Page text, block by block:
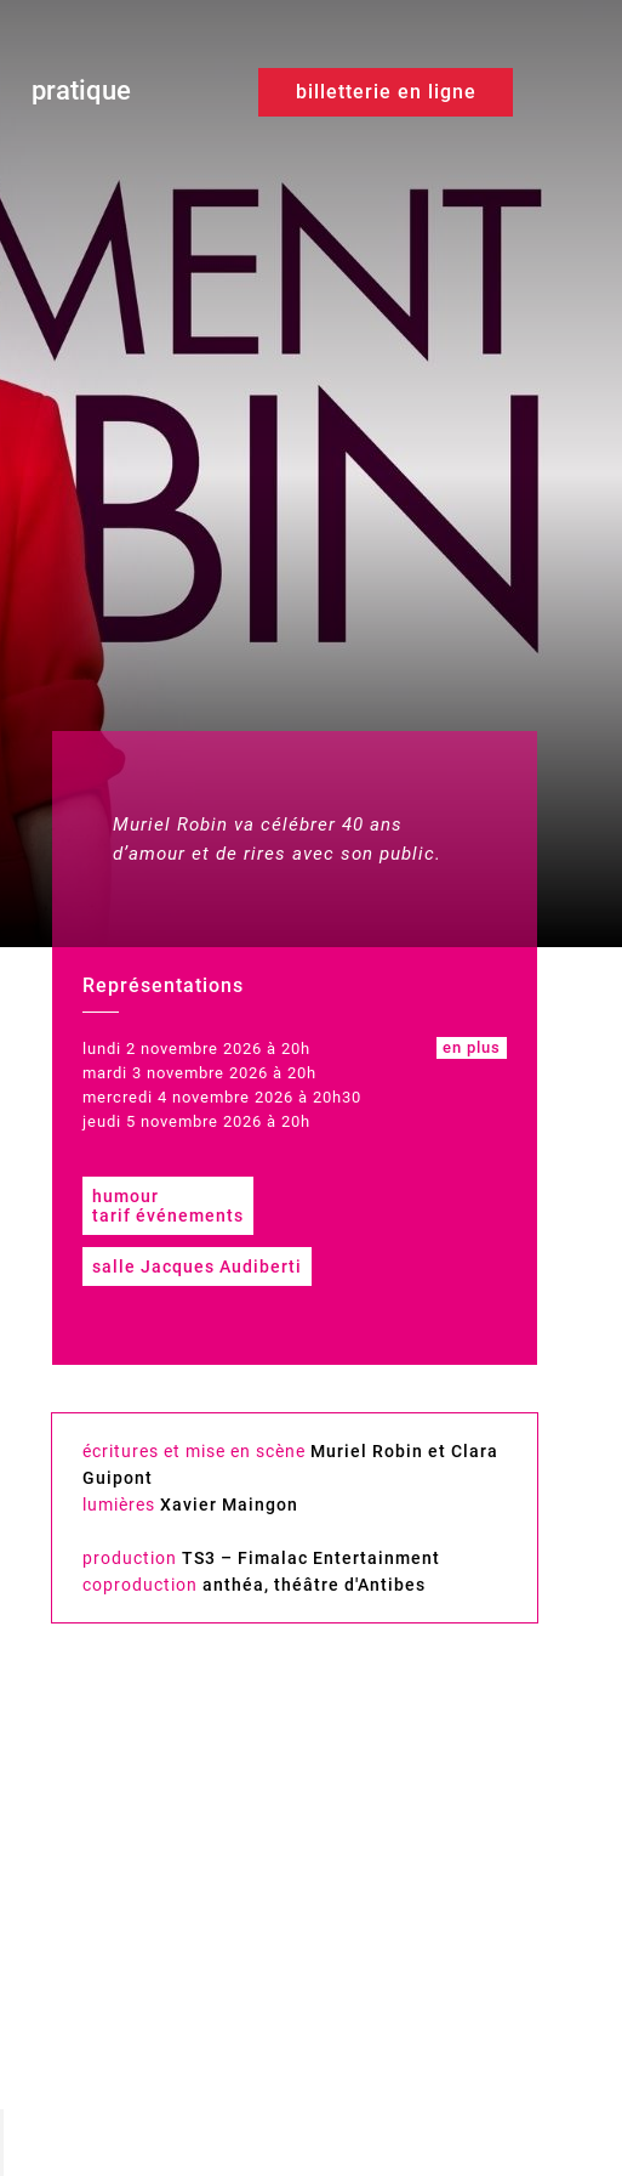
pratique billetterie en ligne
Muriel Robin va célébrer 40 ans
d’amour et de rires avec son public.
Représentations
lundi 2 novembre 2026 à 20h
en plus
mardi 3 novembre 2026 à 20h
mercredi 4 novembre 2026 à 20h30
jeudi 5 novembre 2026 à 20h
humour
tarif événements
salle Jacques Audiberti
écritures et mise en scène Muriel Robin et Clara
Guipont
lumières Xavier Maingon
production TS3 – Fimalac Entertainment
coproduction anthéa, théâtre d'Antibes